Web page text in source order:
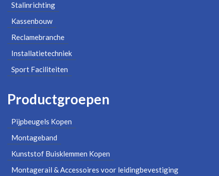
Stalinrichting
Kassenbouw
Reclamebranche
Installatietechniek
Sport Faciliteiten
Productgroepen
Pijpbeugels Kopen
Montageband
Kunststof Buisklemmen Kopen
Montagerail & Accessoires voor leidingbevestiging